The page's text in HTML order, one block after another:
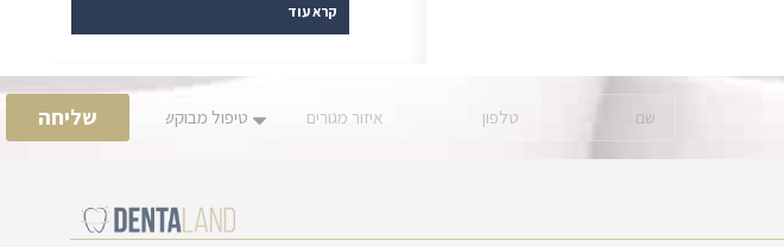
קרא עוד
שליחה